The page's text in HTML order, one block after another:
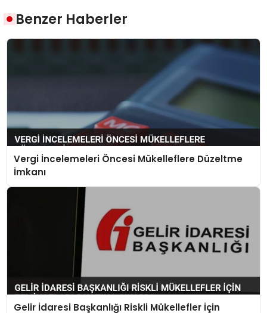
Benzer Haberler
Vergi İncelemeleri Öncesi Mükelleflere Düzeltme
İmkanı
Gelir İdaresi Başkanlığı Riskli Mükellefler İçin